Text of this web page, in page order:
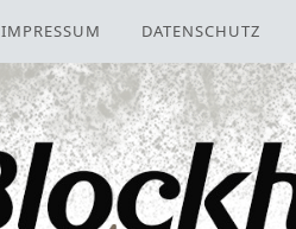
IMPRESSUM DATENSCHUTZ